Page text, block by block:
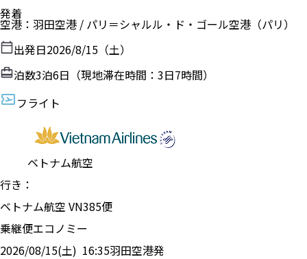
発着
空港 ： 羽田空港 / パリ＝シャルル・ド・ゴール空港 （パリ）
出発日2026/8/15（土）
泊数3泊6日（現地滞在時間： 3日7時間）
フライト
ベトナム航空
行き：
ベトナム航空 VN385便
乗継便エコノミー
2026/08/15(土) 16:35羽田空港発